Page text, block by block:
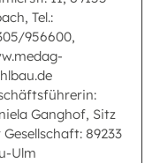
Tel.:
956600,
Ganghof, Sitz
Gesellschaft: 89233
Ulm